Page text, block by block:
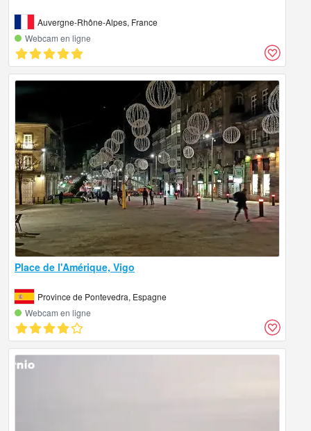
Auvergne-Rhône-Alpes, France
Webcam en ligne
Place de l'Amérique, Vigo
Province de Pontevedra, Espagne
Webcam en ligne